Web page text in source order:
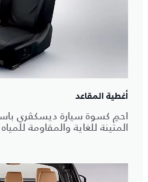
أغطية المقاعد
احمِ كسوة سيارة ديسكڤري
المتينة للغاية والمقاومة